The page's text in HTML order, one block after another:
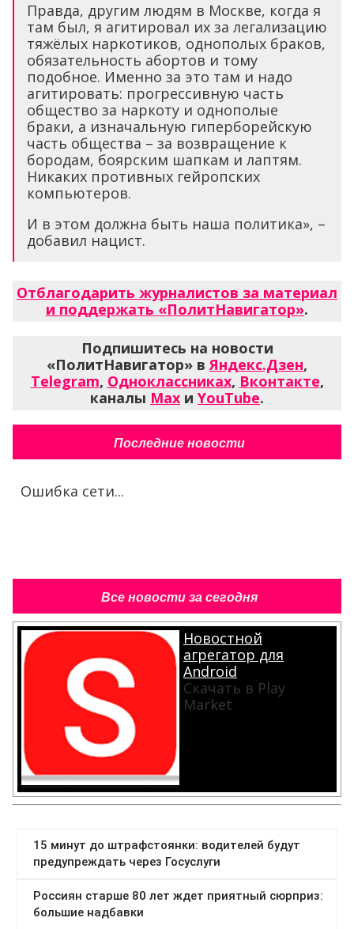
Правда, другим людям в Москве, когда я
там был, я агитировал их за легализацию
тяжёлых наркотиков, однополых браков,
обязательность абортов и тому
подобное. Именно за это там и надо
агитировать: прогрессивную часть
общество за наркоту и однополые
браки, а изначальную гиперборейскую
часть общества – за возвращение к
бородам, боярским шапкам и лаптям.
Никаких противных гейропских
компьютеров.
И в этом должна быть наша политика», –
добавил нацист.
Отблагодарить журналистов за материал
и поддержать «ПолитНавигатор».
Подпишитесь на новости
«ПолитНавигатор» вЯндекс.Дзен,
Telegram, Одноклассниках, Вконтакте,
каналы Max и YouTube.
Последние новости
Ошибка сети...
Все новости за сегодня
Новостной
агрегатор для
Android
Скачать в Play
Market